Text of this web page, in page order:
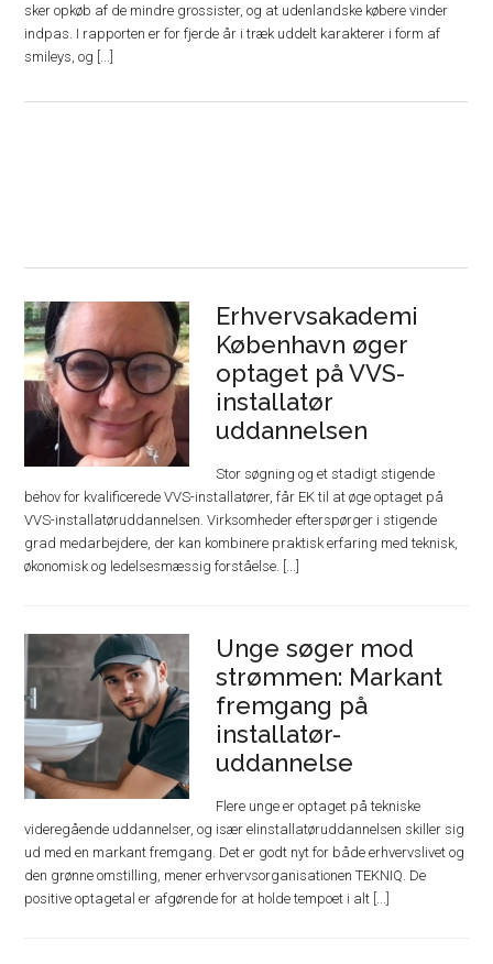
sker opkøb af de mindre grossister, og at udenlandske købere vinder
indpas. I rapporten er for fjerde år i træk uddelt karakterer i form af
smileys, og [...]
Erhvervsakademi
København øger
optaget på VVS-
installatør
uddannelsen
Stor søgning og et stadigt stigende
behov for kvalificerede VVS-installatører, får EK til at øge optaget på
VVS-installatøruddannelsen. Virksomheder efterspørger i stigende
grad medarbejdere, der kan kombinere praktisk erfaring med teknisk,
økonomisk og ledelsesmæssig forståelse. [...]
Unge søger mod
strømmen: Markant
fremgang på
installatør-
uddannelse
Flere unge er optaget på tekniske
videregående uddannelser, og især elinstallatøruddannelsen skiller sig
ud med en markant fremgang. Det er godt nyt for både erhvervslivet og
den grønne omstilling, mener erhvervsorganisationen TEKNIQ. De
positive optagetal er afgørende for at holde tempoet i alt [...]